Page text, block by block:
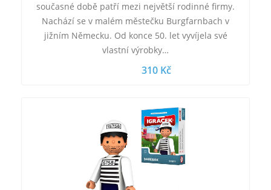
současné době patří mezi největší rodinné firmy.
Nachází se v malém městečku Burgfarnbach v
jižním Německu. Od konce 50. let vyvíjela své
vlastní výrobky…
310 Kč